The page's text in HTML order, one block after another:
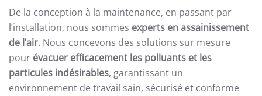
De la conception à la maintenance, en passant par
l’installation, nous sommes experts en assainissement
de l’air. Nous concevons des solutions sur mesure
pour évacuer efficacement les polluants et les
particules indésirables, garantissant un
environnement de travail sain, sécurisé et conforme